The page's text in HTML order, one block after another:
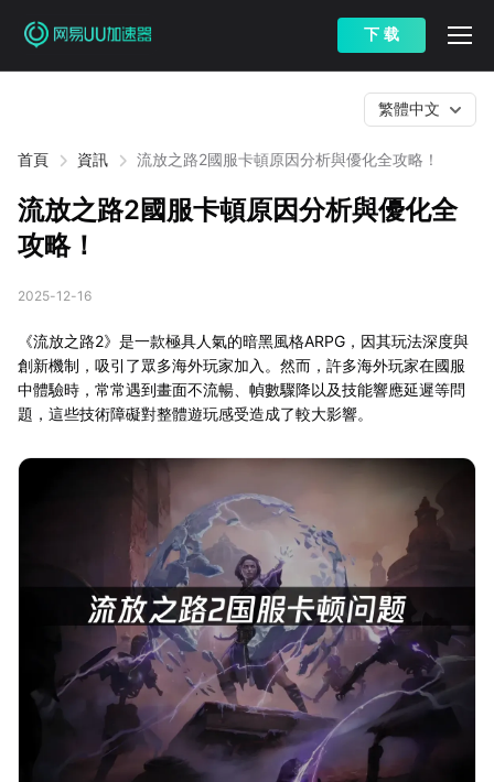
下 载
首頁 資訊 流放之路2國服卡頓原因分析與優化全攻略！
繁體中文
流放之路2國服卡頓原因分析與優化全
攻略！
2025-12-16
《流放之路2》是一款極具人氣的暗黑風格ARPG，因其玩法深度與
創新機制，吸引了眾多海外玩家加入。然而，許多海外玩家在國服
中體驗時，常常遇到畫面不流暢、幀數驟降以及技能響應延遲等問
題，這些技術障礙對整體遊玩感受造成了較大影響。